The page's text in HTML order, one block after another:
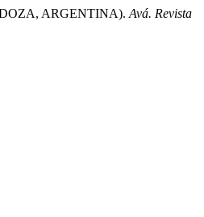
ARGENTINA). Avá. Revista